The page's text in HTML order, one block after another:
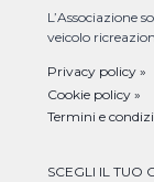
L’Associazione
veicolo
Privacy policy »
Cookie policy »
Termini e
SCEGLI IL TUO